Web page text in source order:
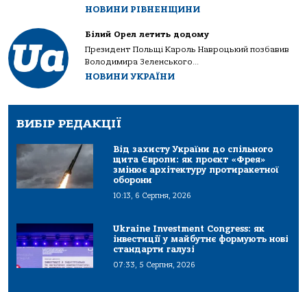
НОВИНИ РІВНЕНЩИНИ
Білий Орел летить додому
Президент Польщі Кароль Навроцький позбавив
Володимира Зеленського...
НОВИНИ УКРАЇНИ
ВИБІР РЕДАКЦІЇ
Від захисту України до спільного
щита Європи: як проєкт «Фрея»
змінює архітектуру протиракетної
оборони
10:13, 6 Серпня, 2026
Ukraine Investment Congress: як
інвестиції у майбутнє формують нові
стандарти галузі
07:33, 5 Серпня, 2026